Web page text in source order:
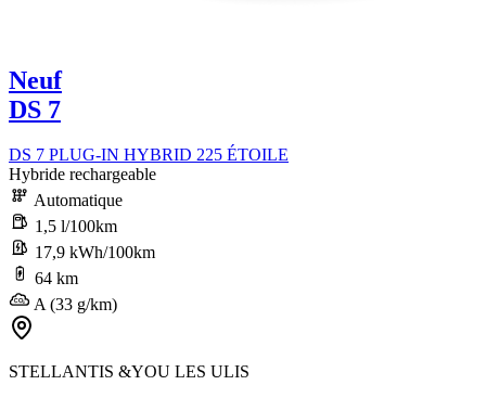
Neuf
DS 7
DS 7 PLUG-IN HYBRID 225 ÉTOILE
Hybride rechargeable
Automatique
1,5 l/100km
17,9 kWh/100km
64 km
A (33 g/km)
STELLANTIS &YOU LES ULIS